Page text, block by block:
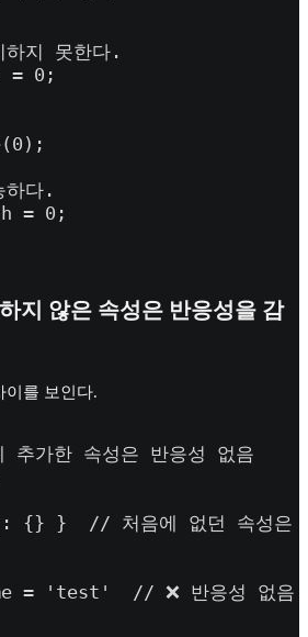
지 못한다.
= 0;
다.
= 0;
지 않은 속성은 반응성을 감
이를 보인다.
가한 속성은 반응성 없음
{} }  // 처음에 없던 속성은
= 'test'  // ❌ 반응성 없음!